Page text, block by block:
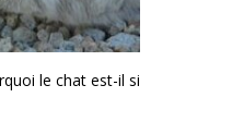
le chat est-il si